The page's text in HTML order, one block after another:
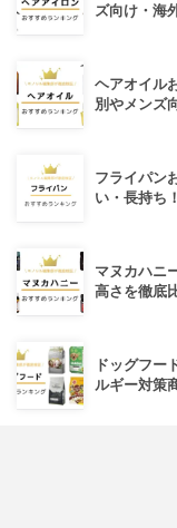
ズ向け・海
ヘアオイル
別やメンズ
フライパン
い・長持ち
マヌカハニ
高さを徹底
ドッグフー
ルギー対策